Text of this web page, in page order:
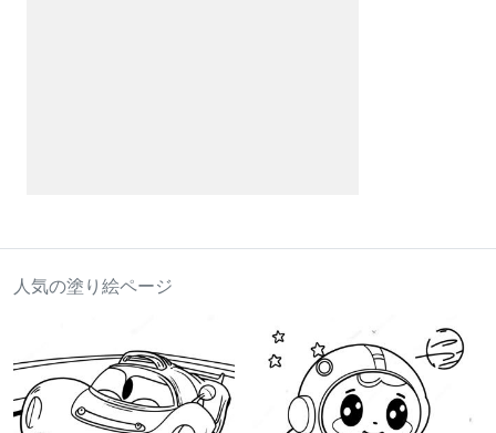
人気の塗り絵ページ